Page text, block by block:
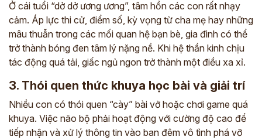
Ở cái tuổi “dở dở ương ương”, tâm hồn các con rất nhạy
cảm. Áp lực thi cử, điểm số, kỳ vọng từ cha mẹ hay những
mâu thuẫn trong các mối quan hệ bạn bè, gia đình có thể
trở thành bóng đen tâm lý nặng nề. Khi hệ thần kinh chịu
tác động quá tải, giấc ngủ ngon trở thành một điều xa xỉ.
3. Thói quen thức khuya học bài và giải trí
Nhiều con có thói quen “cày” bài vở hoặc chơi game quá
khuya. Việc não bộ phải hoạt động với cường độ cao để
tiếp nhận và xử lý thông tin vào ban đêm vô tình phá vỡ